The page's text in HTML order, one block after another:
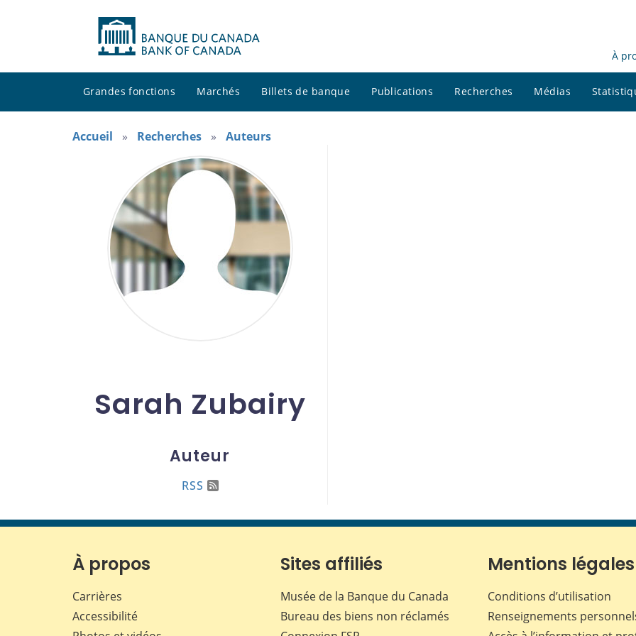
À
Grandes fonctions Marchés Billets de banque Publications Recherches Médias
Accueil Recherches Auteurs
Sarah Zubairy
Auteur
RSS
À propos
Carrières
Accessibilité
Sites affiliés
Musée de la Banque du Canada
Bureau des biens non réclamés
Mentions légales
Conditions d’utilisation
Renseignements